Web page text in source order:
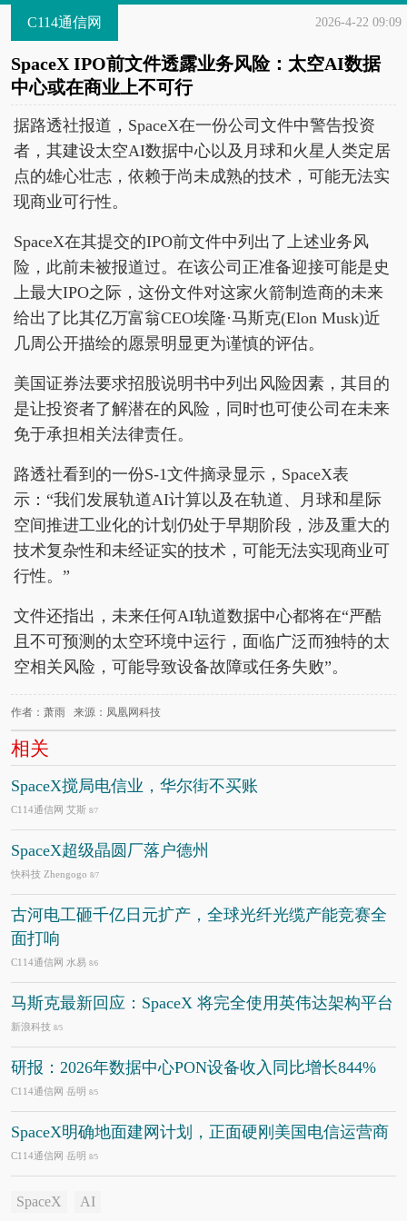
C114通信网 2026-4-22 09:09
SpaceX IPO前文件透露业务风险：太空AI数据
中心或在商业上不可行
据路透社报道，SpaceX在一份公司文件中警告投资
者，其建设太空AI数据中心以及月球和火星人类定居
点的雄心壮志，依赖于尚未成熟的技术，可能无法实
现商业可行性。
SpaceX在其提交的IPO前文件中列出了上述业务风
险，此前未被报道过。在该公司正准备迎接可能是史
上最大IPO之际，这份文件对这家火箭制造商的未来
给出了比其亿万富翁CEO埃隆·马斯克(Elon Musk)近
几周公开描绘的愿景明显更为谨慎的评估。
美国证券法要求招股说明书中列出风险因素，其目的
是让投资者了解潜在的风险，同时也可使公司在未来
免于承担相关法律责任。
路透社看到的一份S-1文件摘录显示，SpaceX表
示：“我们发展轨道AI计算以及在轨道、月球和星际
空间推进工业化的计划仍处于早期阶段，涉及重大的
技术复杂性和未经证实的技术，可能无法实现商业可
行性。”
文件还指出，未来任何AI轨道数据中心都将在“严酷
且不可预测的太空环境中运行，面临广泛而独特的太
空相关风险，可能导致设备故障或任务失败”。
作者：萧雨 来源：凤凰网科技
相关
SpaceX搅局电信业，华尔街不买账
C114通信网 艾斯 8/7
SpaceX超级晶圆厂落户德州
快科技 Zhengogo 8/7
古河电工砸千亿日元扩产，全球光纤光缆产能竞赛全
面打响
C114通信网 水易 8/6
马斯克最新回应：SpaceX 将完全使用英伟达架构平台
新浪科技 8/5
研报：2026年数据中心PON设备收入同比增长844%
C114通信网 岳明 8/5
SpaceX明确地面建网计划，正面硬刚美国电信运营商
C114通信网 岳明 8/5
SpaceX AI